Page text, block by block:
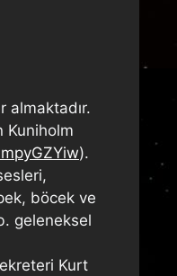
almaktadır.
Kuniholm
).
böcek ve
geleneksel
Kurt